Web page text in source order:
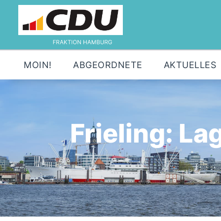
MOIN! ABGEORDNETE AKTUELLES
Frieling: